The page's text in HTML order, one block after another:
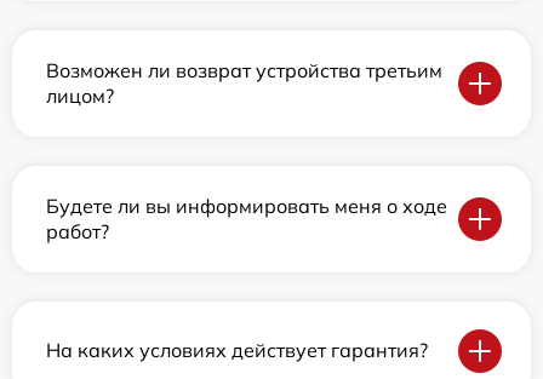
Возможен ли возврат устройства третьим
лицом?
Будете ли вы информировать меня о ходе
работ?
На каких условиях действует гарантия?